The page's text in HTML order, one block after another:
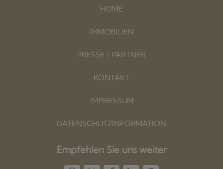
HOME
IMMOBILIEN
PRESSE / PARTNER
KONTAKT
IMPRESSUM
DATENSCHUTZINFORMATION
Empfehlen Sie uns weiter